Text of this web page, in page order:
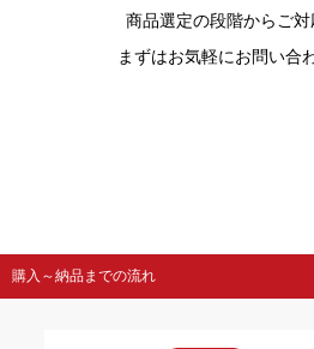
商品選定の段階からご対
まずはお気軽にお問い合
購入～納品までの流れ